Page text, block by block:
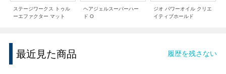
ステージワークス トゥル
ーエファクター マット
ヘアジェルスーパーハー
ド O
ジオ パワーオイル クリエ
イティブホールド
最近見た商品 履歴を残さない